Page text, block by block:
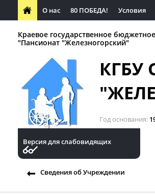
О нас 80 ПОБЕДА! Условия
Краевое государственное
"Пансионат "Железногорский"
КГБУ
Год основания
Версия для слабовидящих
Сведения об Учреждении